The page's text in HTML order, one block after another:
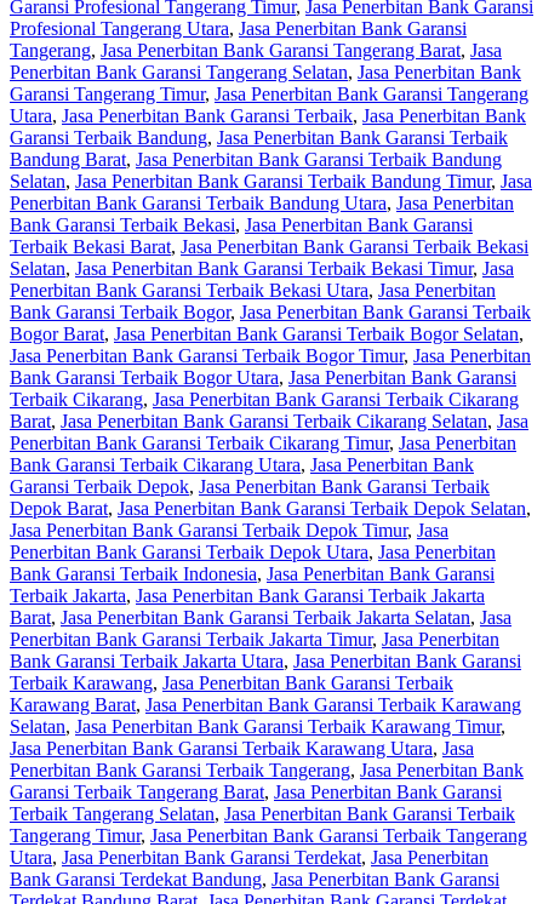
Garansi Profesional Tangerang Timur, Jasa Penerbitan Bank Garansi
Profesional Tangerang Utara, Jasa Penerbitan Bank Garansi
Tangerang, Jasa Penerbitan Bank Garansi Tangerang Barat, Jasa
Penerbitan Bank Garansi Tangerang Selatan, Jasa Penerbitan Bank
Garansi Tangerang Timur, Jasa Penerbitan Bank Garansi Tangerang
Utara, Jasa Penerbitan Bank Garansi Terbaik, Jasa Penerbitan Bank
Garansi Terbaik Bandung, Jasa Penerbitan Bank Garansi Terbaik
Bandung Barat, Jasa Penerbitan Bank Garansi Terbaik Bandung
Selatan, Jasa Penerbitan Bank Garansi Terbaik Bandung Timur, Jasa
Penerbitan Bank Garansi Terbaik Bandung Utara, Jasa Penerbitan
Bank Garansi Terbaik Bekasi, Jasa Penerbitan Bank Garansi
Terbaik Bekasi Barat, Jasa Penerbitan Bank Garansi Terbaik Bekasi
Selatan, Jasa Penerbitan Bank Garansi Terbaik Bekasi Timur, Jasa
Penerbitan Bank Garansi Terbaik Bekasi Utara, Jasa Penerbitan
Bank Garansi Terbaik Bogor, Jasa Penerbitan Bank Garansi Terbaik
Bogor Barat, Jasa Penerbitan Bank Garansi Terbaik Bogor Selatan,
Jasa Penerbitan Bank Garansi Terbaik Bogor Timur, Jasa Penerbitan
Bank Garansi Terbaik Bogor Utara, Jasa Penerbitan Bank Garansi
Terbaik Cikarang, Jasa Penerbitan Bank Garansi Terbaik Cikarang
Barat, Jasa Penerbitan Bank Garansi Terbaik Cikarang Selatan, Jasa
Penerbitan Bank Garansi Terbaik Cikarang Timur, Jasa Penerbitan
Bank Garansi Terbaik Cikarang Utara, Jasa Penerbitan Bank
Garansi Terbaik Depok, Jasa Penerbitan Bank Garansi Terbaik
Depok Barat, Jasa Penerbitan Bank Garansi Terbaik Depok Selatan,
Jasa Penerbitan Bank Garansi Terbaik Depok Timur, Jasa
Penerbitan Bank Garansi Terbaik Depok Utara, Jasa Penerbitan
Bank Garansi Terbaik Indonesia, Jasa Penerbitan Bank Garansi
Terbaik Jakarta, Jasa Penerbitan Bank Garansi Terbaik Jakarta
Barat, Jasa Penerbitan Bank Garansi Terbaik Jakarta Selatan, Jasa
Penerbitan Bank Garansi Terbaik Jakarta Timur, Jasa Penerbitan
Bank Garansi Terbaik Jakarta Utara, Jasa Penerbitan Bank Garansi
Terbaik Karawang, Jasa Penerbitan Bank Garansi Terbaik
Karawang Barat, Jasa Penerbitan Bank Garansi Terbaik Karawang
Selatan, Jasa Penerbitan Bank Garansi Terbaik Karawang Timur,
Jasa Penerbitan Bank Garansi Terbaik Karawang Utara, Jasa
Penerbitan Bank Garansi Terbaik Tangerang, Jasa Penerbitan Bank
Garansi Terbaik Tangerang Barat, Jasa Penerbitan Bank Garansi
Terbaik Tangerang Selatan, Jasa Penerbitan Bank Garansi Terbaik
Tangerang Timur, Jasa Penerbitan Bank Garansi Terbaik Tangerang
Utara, Jasa Penerbitan Bank Garansi Terdekat, Jasa Penerbitan
Bank Garansi Terdekat Bandung, Jasa Penerbitan Bank Garansi